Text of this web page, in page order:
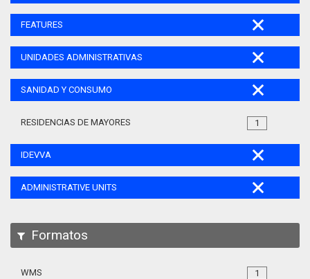
FEATURES
UNIDADES ADMINISTRATIVAS
SANIDAD Y CONSUMO
1
RESIDENCIAS DE MAYORES
IDEVVA
ADMINISTRATIVE UNITS
Formatos
1
WMS